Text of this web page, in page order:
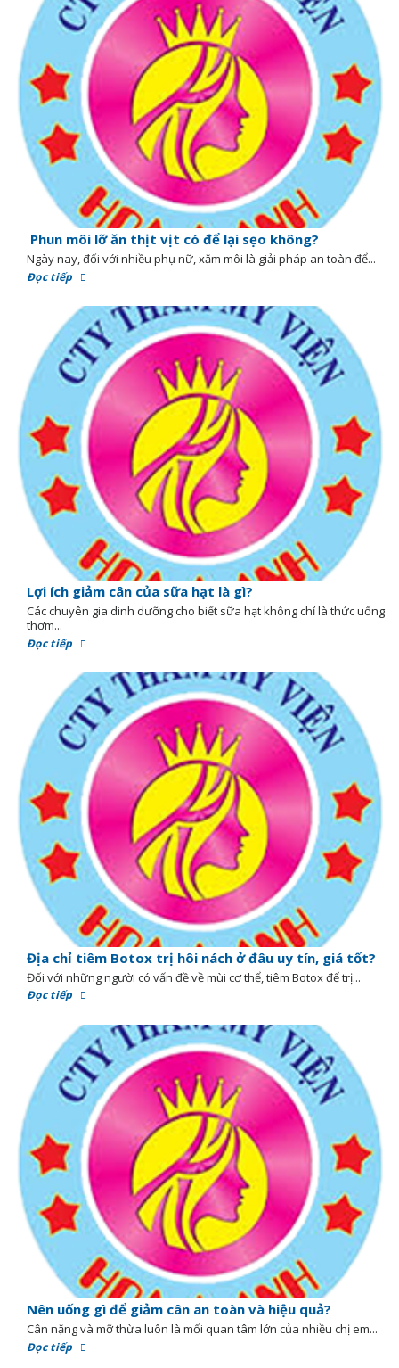
Phun môi lỡ ăn thịt vịt có để lại sẹo không?
Ngày nay, đối với nhiều phụ nữ, xăm môi là giải pháp an toàn để...
Đọc tiếp
Lợi ích giảm cân của sữa hạt là gì?
Các chuyên gia dinh dưỡng cho biết sữa hạt không chỉ là thức uống
thơm...
Đọc tiếp
Địa chỉ tiêm Botox trị hôi nách ở đâu uy tín, giá tốt?
Đối với những người có vấn đề về mùi cơ thể, tiêm Botox để trị...
Đọc tiếp
Nên uống gì để giảm cân an toàn và hiệu quả?
Cân nặng và mỡ thừa luôn là mối quan tâm lớn của nhiều chị em...
Đọc tiếp